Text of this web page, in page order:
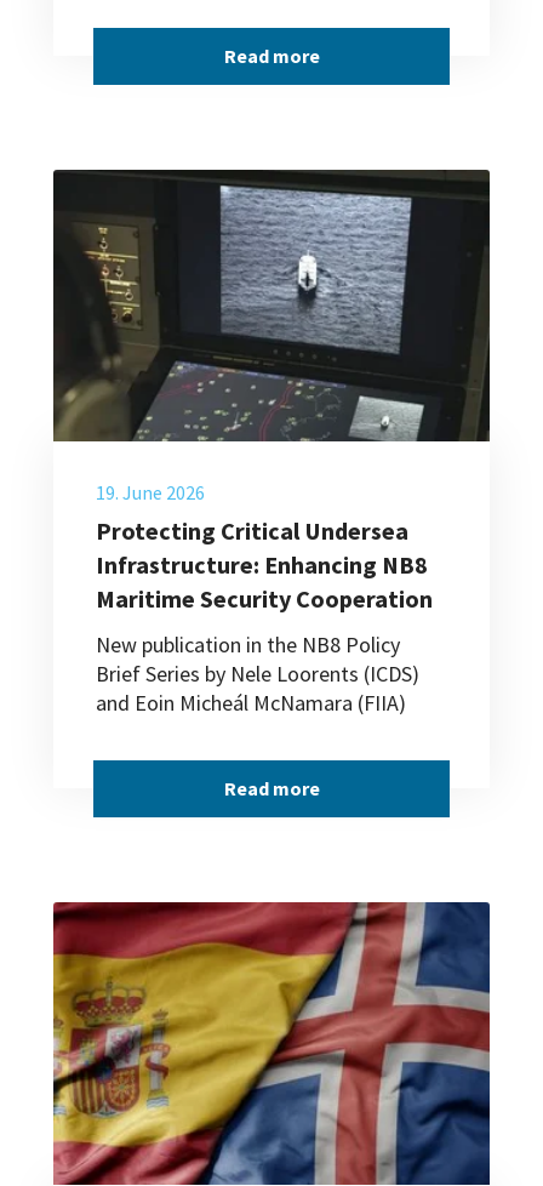
Read more
19. June 2026
Protecting Critical Undersea
Infrastructure: Enhancing NB8
Maritime Security Cooperation
New publication in the NB8 Policy
Brief Series by Nele Loorents (ICDS)
and Eoin Micheál McNamara (FIIA)
Read more